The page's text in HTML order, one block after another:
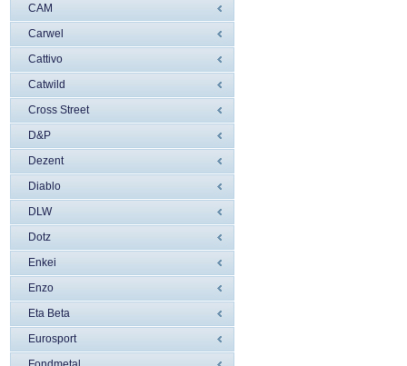
CAM
Carwel
Cattivo
Catwild
Cross Street
D&P
Dezent
Diablo
DLW
Dotz
Enkei
Enzo
Eta Beta
Eurosport